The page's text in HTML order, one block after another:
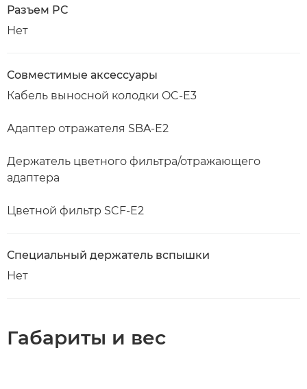
Разъем PC
Нет
Совместимые аксессуары
Кабель выносной колодки OC-E3
Адаптер отражателя SBA-E2
Держатель цветного фильтра/отражающего
адаптера
Цветной фильтр SCF-E2
Специальный держатель вспышки
Нет
Габариты и вес